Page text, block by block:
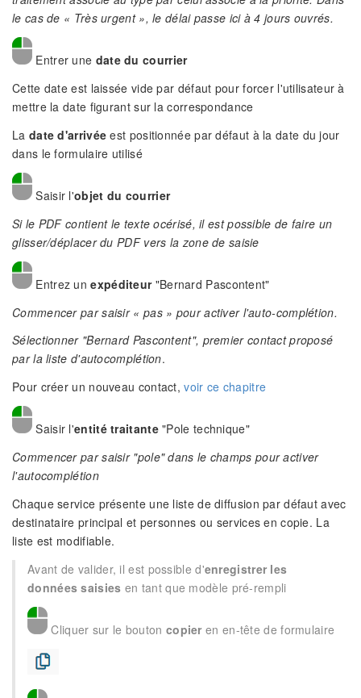
le cas de « Très urgent », le délai passe ici à 4 jours ouvrés.
Entrer une date du courrier
Cette date est laissée vide par défaut pour forcer l'utilisateur à
mettre la date figurant sur la correspondance
La date d'arrivée est positionnée par défaut à la date du jour
dans le formulaire utilisé
Saisir l'objet du courrier
Si le PDF contient le texte océrisé, il est possible de faire un
glisser/déplacer du PDF vers la zone de saisie
Entrez unexpéditeur"Bernard Pascontent"
Commencer par saisir « pas » pour activer l'auto-complétion.
Sélectionner "Bernard Pascontent", premier contact proposé
par la liste d'autocomplétion.
Pour créer un nouveau contact,voir ce chapitre
Saisir l'entité traitante"Pole technique"
Commencer par saisir "pole" dans le champs pour activer
l'autocomplétion
Chaque service présente une liste de diffusion par défaut avec
destinataire principal et personnes ou services en copie. La
liste est modifiable.
Avant de valider, il est possible d'enregistrer les
données saisies en tant que modèle pré-rempli
Cliquer sur le bouton copier en en-tête de formulaire